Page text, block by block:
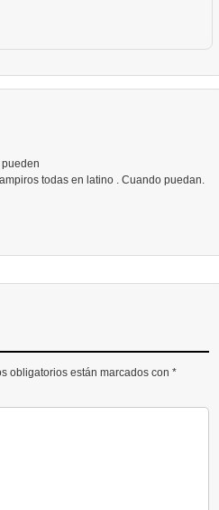
todas en latino . Cuando puedan.
obligatorios están marcados con *